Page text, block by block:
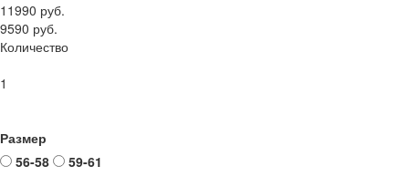
11990 руб.
9590 руб.
Количество
1
Размер
56-58
59-61